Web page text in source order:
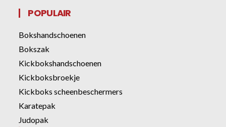
POPULAIR
Bokshandschoenen
Bokszak
Kickbokshandschoenen
Kickboksbroekje
Kickboks scheenbeschermers
Karatepak
Judopak